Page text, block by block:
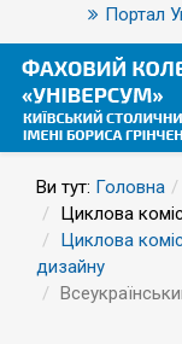
Портал
Ви тут: Головна
Циклова
Циклова
дизайну